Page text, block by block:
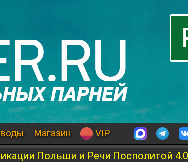
Магазин VIP
Польши и Речи Посполитой 4.0